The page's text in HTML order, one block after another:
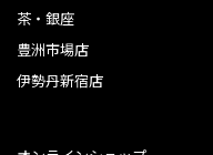
茶・銀座
豊洲市場店
伊勢丹新宿店